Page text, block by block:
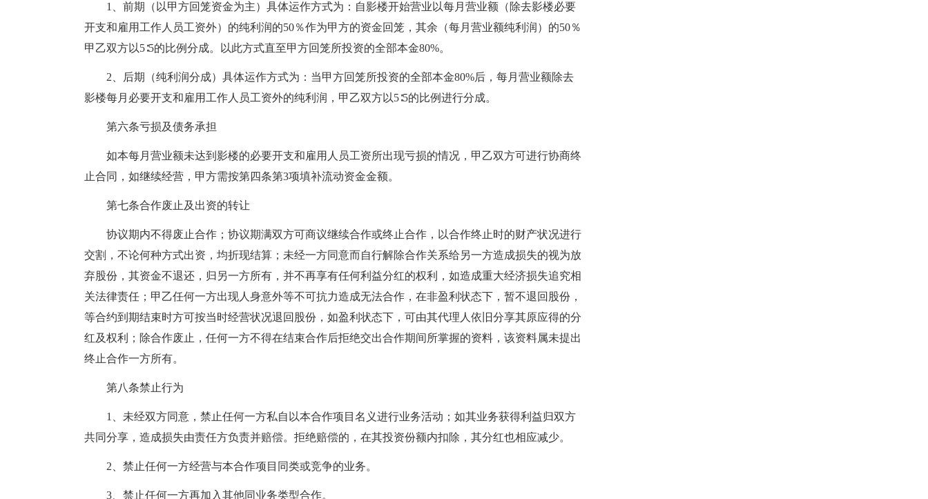
1、前期（以甲方回笼资金为主）具体运作方式为：自影楼开始营业以每月营业额（除去影楼必要
开支和雇用工作人员工资外）的纯利润的50％作为甲方的资金回笼，其余（每月营业额纯利润）的50％
甲乙双方以5∶5的比例分成。以此方式直至甲方回笼所投资的全部本金80%。
2、后期（纯利润分成）具体运作方式为：当甲方回笼所投资的全部本金80%后，每月营业额除去
影楼每月必要开支和雇用工作人员工资外的纯利润，甲乙双方以5∶5的比例进行分成。
第六条亏损及债务承担
如本每月营业额未达到影楼的必要开支和雇用人员工资所出现亏损的情况，甲乙双方可进行协商终
止合同，如继续经营，甲方需按第四条第3项填补流动资金金额。
第七条合作废止及出资的转让
协议期内不得废止合作；协议期满双方可商议继续合作或终止合作，以合作终止时的财产状况进行
交割，不论何种方式出资，均折现结算；未经一方同意而自行解除合作关系给另一方造成损失的视为放
弃股份，其资金不退还，归另一方所有，并不再享有任何利益分红的权利，如造成重大经济损失追究相
关法律责任；甲乙任何一方出现人身意外等不可抗力造成无法合作，在非盈利状态下，暂不退回股份，
等合约到期结束时方可按当时经营状况退回股份，如盈利状态下，可由其代理人依旧分享其原应得的分
红及权利；除合作废止，任何一方不得在结束合作后拒绝交出合作期间所掌握的资料，该资料属未提出
终止合作一方所有。
第八条禁止行为
1、未经双方同意，禁止任何一方私自以本合作项目名义进行业务活动；如其业务获得利益归双方
共同分享，造成损失由责任方负责并赔偿。拒绝赔偿的，在其投资份额内扣除，其分红也相应减少。
2、禁止任何一方经营与本合作项目同类或竞争的业务。
3、禁止任何一方再加入其他同业务类型合作。